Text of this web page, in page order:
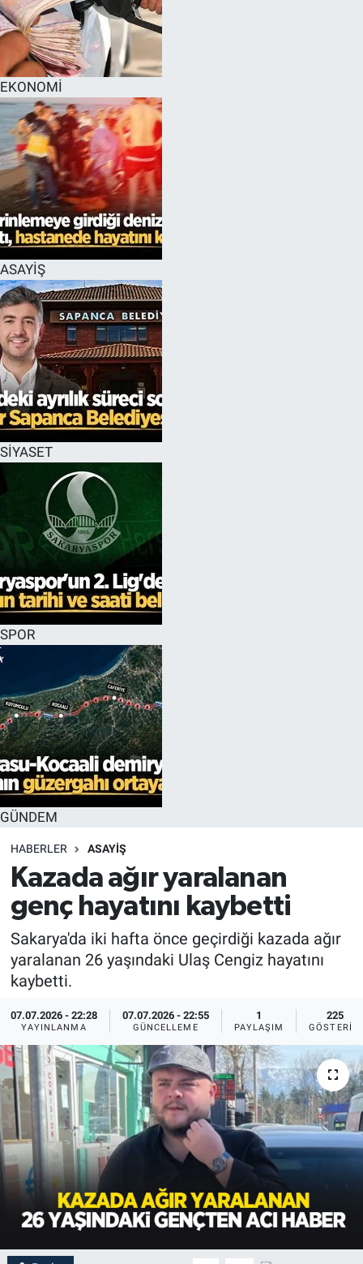
EKONOMİ
ASAYİŞ
SİYASET
SPOR
GÜNDEM
HABERLER ASAYİŞ
Kazada ağır yaralanan
genç hayatını kaybetti
Sakarya'da iki hafta önce geçirdiği kazada ağır
yaralanan 26 yaşındaki Ulaş Cengiz hayatını
kaybetti.
07.07.2026 - 22:28
YAYINLANMA
07.07.2026 - 22:55
GÜNCELLEME
1
PAYLAŞIM
225
GÖSTERIM
EĞİTİM
MAGAZİN
ÖZEL HABER
HALK54 PANORAMA